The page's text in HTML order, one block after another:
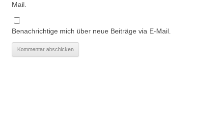
Mail.
Benachrichtige mich über neue Beiträge via E-Mail.